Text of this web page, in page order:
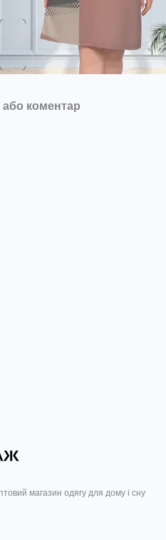
або коментар
магазин одягу для дому і сну